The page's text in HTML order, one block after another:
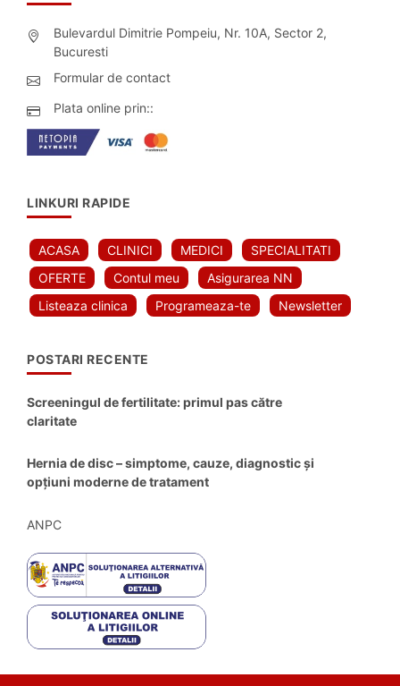
Bulevardul Dimitrie Pompeiu, Nr. 10A, Sector 2,
Bucuresti
Formular de contact
Plata online prin::
LINKURI RAPIDE
ACASA CLINICI MEDICI
SPECIALITATI
OFERTE
Contul meu
Asigurarea NN
Listeaza clinica
Programeaza-te Newsletter
POSTARI RECENTE
Screeningul de fertilitate: primul pas către
claritate
Hernia de disc – simptome, cauze, diagnostic și
opțiuni moderne de tratament
ANPC